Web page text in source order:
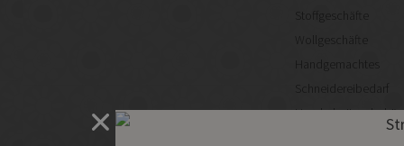
Stoffgeschäfte
Wollgeschäfte
Handgemachtes
Schneidereibedarf
Handarbeitszubehör